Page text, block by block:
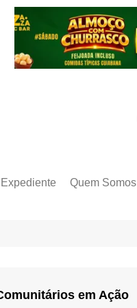
Expediente Quem Somos
em Ação